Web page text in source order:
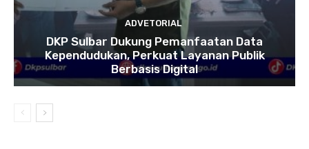
ADVETORIAL
DKP Sulbar Dukung Pemanfaatan Data
Kependudukan, Perkuat Layanan Publik
Berbasis Digital